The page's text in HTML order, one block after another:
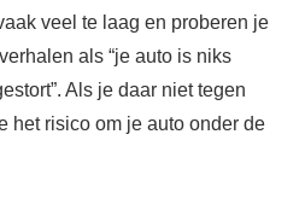
veel te laag en proberen je
als “je auto is niks
Als je daar niet tegen
het risico om je auto onder de